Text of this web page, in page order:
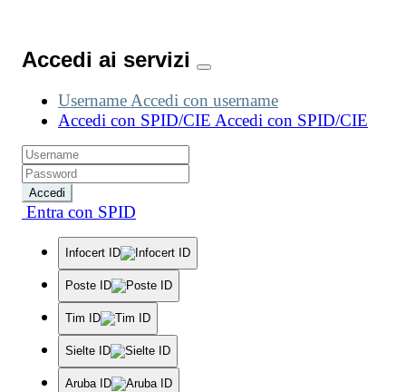
Accedi ai servizi
Username Accedi con username
Accedi con SPID/CIE Accedi con SPID/CIE
Accedi
Entra con SPID
Infocert ID
Poste ID
Tim ID
Sielte ID
Aruba ID